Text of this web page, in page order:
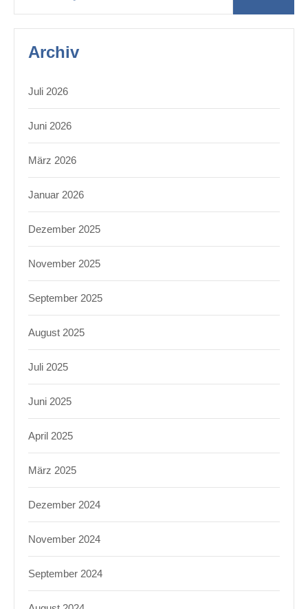
Archiv
Juli 2026
Juni 2026
März 2026
Januar 2026
Dezember 2025
November 2025
September 2025
August 2025
Juli 2025
Juni 2025
April 2025
März 2025
Dezember 2024
November 2024
September 2024